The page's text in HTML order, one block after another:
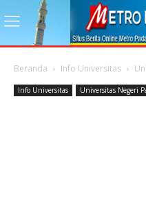
Beranda Info Universitas
Info Universitas Universitas Negeri